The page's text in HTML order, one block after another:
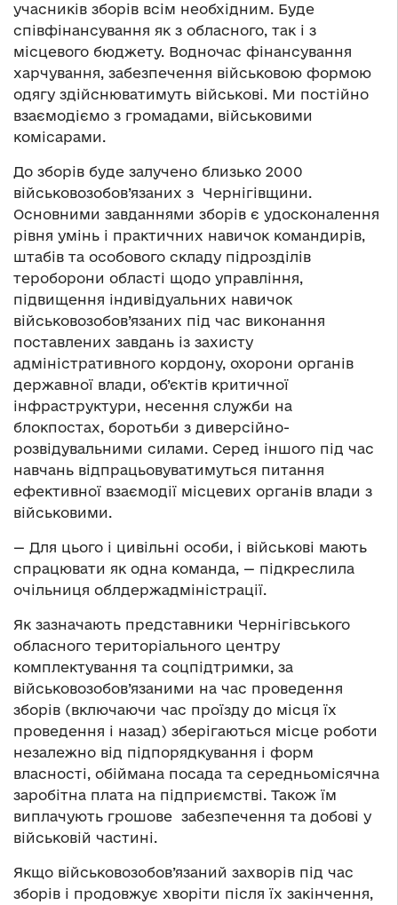
учасників зборів всім необхідним. Буде
співфінансування як з обласного, так і з
місцевого бюджету. Водночас фінансування
харчування, забезпечення військовою формою
одягу здійснюватимуть військові. Ми постійно
взаємодіємо з громадами, військовими
комісарами.
До зборів буде залучено близько 2000
військовозобов’язаних з Чернігівщини.
Основними завданнями зборів є удосконалення
рівня умінь і практичних навичок командирів,
штабів та особового складу підрозділів
тероборони області щодо управління,
підвищення індивідуальних навичок
військовозобов’язаних під час виконання
поставлених завдань із захисту
адміністративного кордону, охорони органів
державної влади, об’єктів критичної
інфраструктури, несення служби на
блокпостах, боротьби з диверсійно-
розвідувальними силами. Серед іншого під час
навчань відпрацьовуватимуться питання
ефективної взаємодії місцевих органів влади з
військовими.
— Для цього і цивільні особи, і військові мають
спрацювати як одна команда, — підкреслила
очільниця облдержадміністрації.
Як зазначають представники Чернігівського
обласного територіального центру
комплектування та соцпідтримки, за
військовозобов’язаними на час проведення
зборів (включаючи час проїзду до місця їх
проведення і назад) зберігаються місце роботи
незалежно від підпорядкування і форм
власності, обіймана посада та середньомісячна
заробітна плата на підприємстві. Також їм
виплачують грошове забезпечення та добові у
військовій частині.
Якщо військовозобов’язаний захворів під час
зборів і продовжує хворіти після їх закінчення,